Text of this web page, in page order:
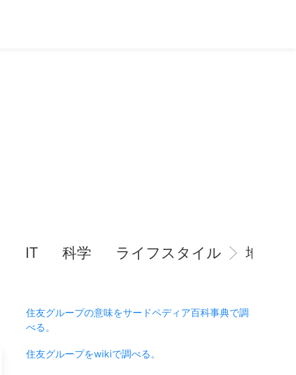
IT 科学 ライフスタイル 地域情
住友グループの意味をサードペディア百科事典で調
べる。
住友グループをwikiで調べる。